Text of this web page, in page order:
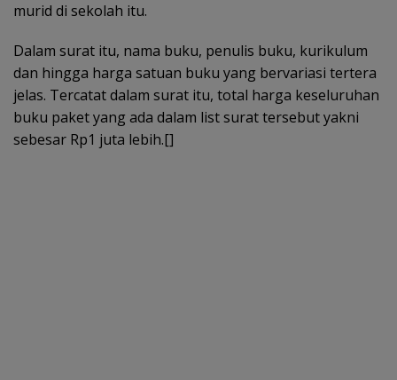
murid di sekolah itu.
Dalam surat itu, nama buku, penulis buku, kurikulum
dan hingga harga satuan buku yang bervariasi tertera
jelas. Tercatat dalam surat itu, total harga keseluruhan
buku paket yang ada dalam list surat tersebut yakni
sebesar Rp1 juta lebih.[]